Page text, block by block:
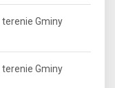
Gminy
Gminy